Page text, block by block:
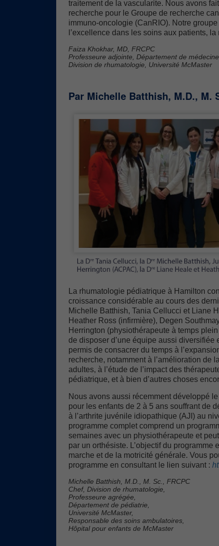
traitement de la vascularite. Nous avons
recherche pour le Groupe de recherche
immuno-oncologie (CanRIO). Notre groupe
l’excellence dans les soins aux patients,
Faiza Khokhar, MD, FRCPC
Professeure adjointe, Département de
Division de rhumatologie, Université McMaster
Par Michelle Batthish, M.D., M.
La rhumatologie pédiatrique à Hamilton
croissance considérable au cours des
Michelle Batthish, Tania Cellucci et Liane
Heather Ross (infirmière), Degen
Herrington (physiothérapeute à temps
de disposer d’une équipe aussi
permis de consacrer du temps à
recherche, notamment à l’amélioration de
adultes, à l’étude de l’impact des
pédiatrique, et à bien d’autres choses
Nous avons aussi récemment développé
pour les enfants de 2 à 5 ans souffrant de
à l’arthrite juvénile idiopathique (AJI) au
programme complet comprend un
semaines avec un physiothérapeute et
par un orthésiste. L’objectif du programme
marche et de la motricité générale. Vous
programme en consultant le lien suivant :
Michelle Batthish, M.D., M. Sc., FRCPC
Chef, Division de rhumatologie,
Professeure agrégée,
Département de pédiatrie,
Université McMaster,
Responsable des soins ambulatoires,
Hôpital pour enfants de McMaster